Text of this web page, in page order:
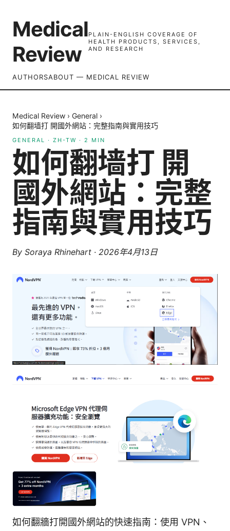
Medical
Review
PLAIN-ENGLISH COVERAGE OF
HEALTH PRODUCTS, SERVICES,
AND RESEARCH
AUTHORSABOUT — MEDICAL REVIEW
Medical Review › General ›
如何翻墙打 開國外網站：完整指南與實用技巧
GENERAL · ZH-TW · 2 MIN
如何翻墙打 開
國外網站：完整
指南與實用技巧
By Soraya Rhinehart · 2026年4月13日
如何翻牆打開國外網站的快速指南：使用 VPN、